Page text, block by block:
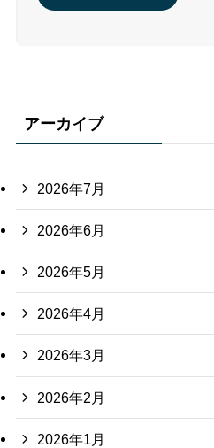
アーカイブ
2026年7月
2026年6月
2026年5月
2026年4月
2026年3月
2026年2月
2026年1月